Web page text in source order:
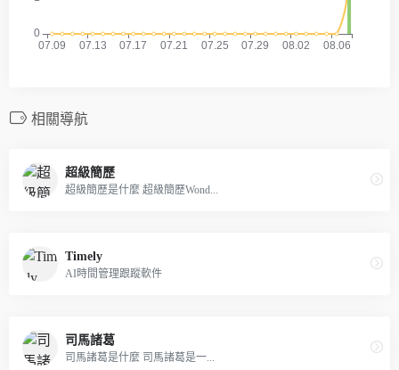
相關導航
超級簡歷
超級簡歷是什麼 超級簡歷Wond...
Timely
AI時間管理跟蹤軟件
司馬諸葛
司馬諸葛是什麼 司馬諸葛是一...